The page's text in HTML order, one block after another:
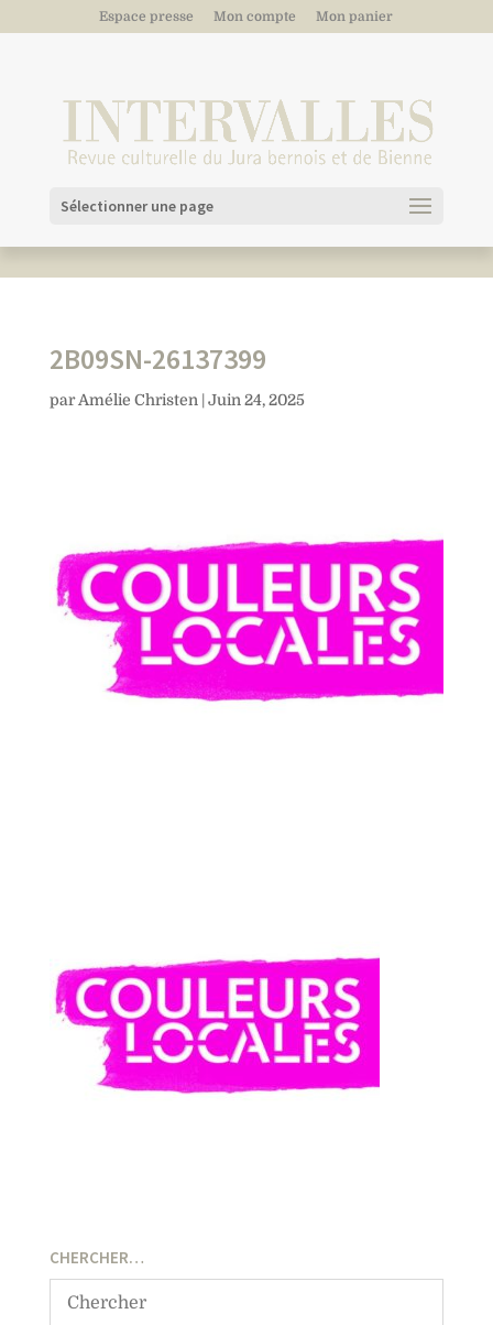
Espace presse Mon compte Mon panier
Sélectionner une page
2B09SN-26137399
parAmélie Christen | Juin 24, 2025
CHERCHER…